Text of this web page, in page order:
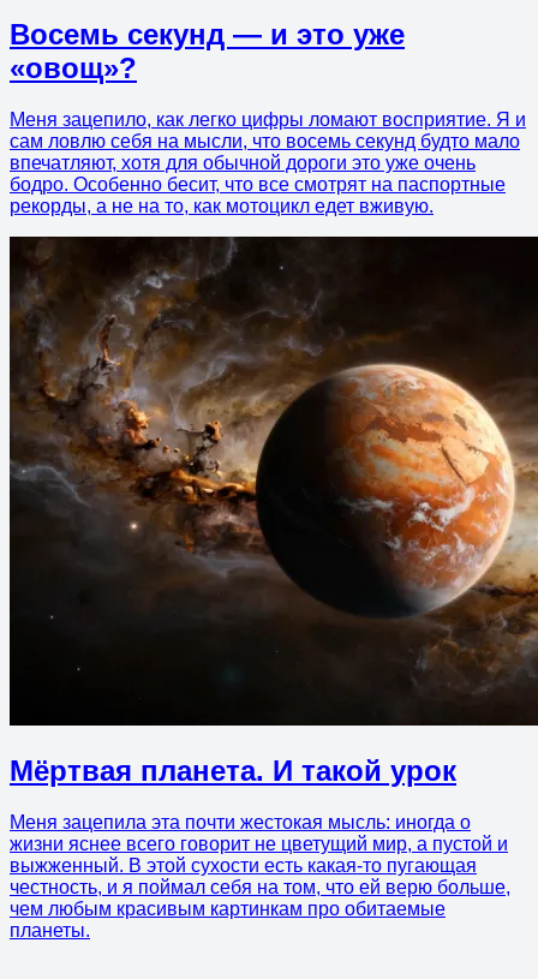
Восемь секунд — и это уже
«овощ»?
Меня зацепило, как легко цифры ломают восприятие. Я и
сам ловлю себя на мысли, что восемь секунд будто мало
впечатляют, хотя для обычной дороги это уже очень
бодро. Особенно бесит, что все смотрят на паспортные
рекорды, а не на то, как мотоцикл едет вживую.
Мёртвая планета. И такой урок
Меня зацепила эта почти жестокая мысль: иногда о
жизни яснее всего говорит не цветущий мир, а пустой и
выжженный. В этой сухости есть какая-то пугающая
честность, и я поймал себя на том, что ей верю больше,
чем любым красивым картинкам про обитаемые
планеты.